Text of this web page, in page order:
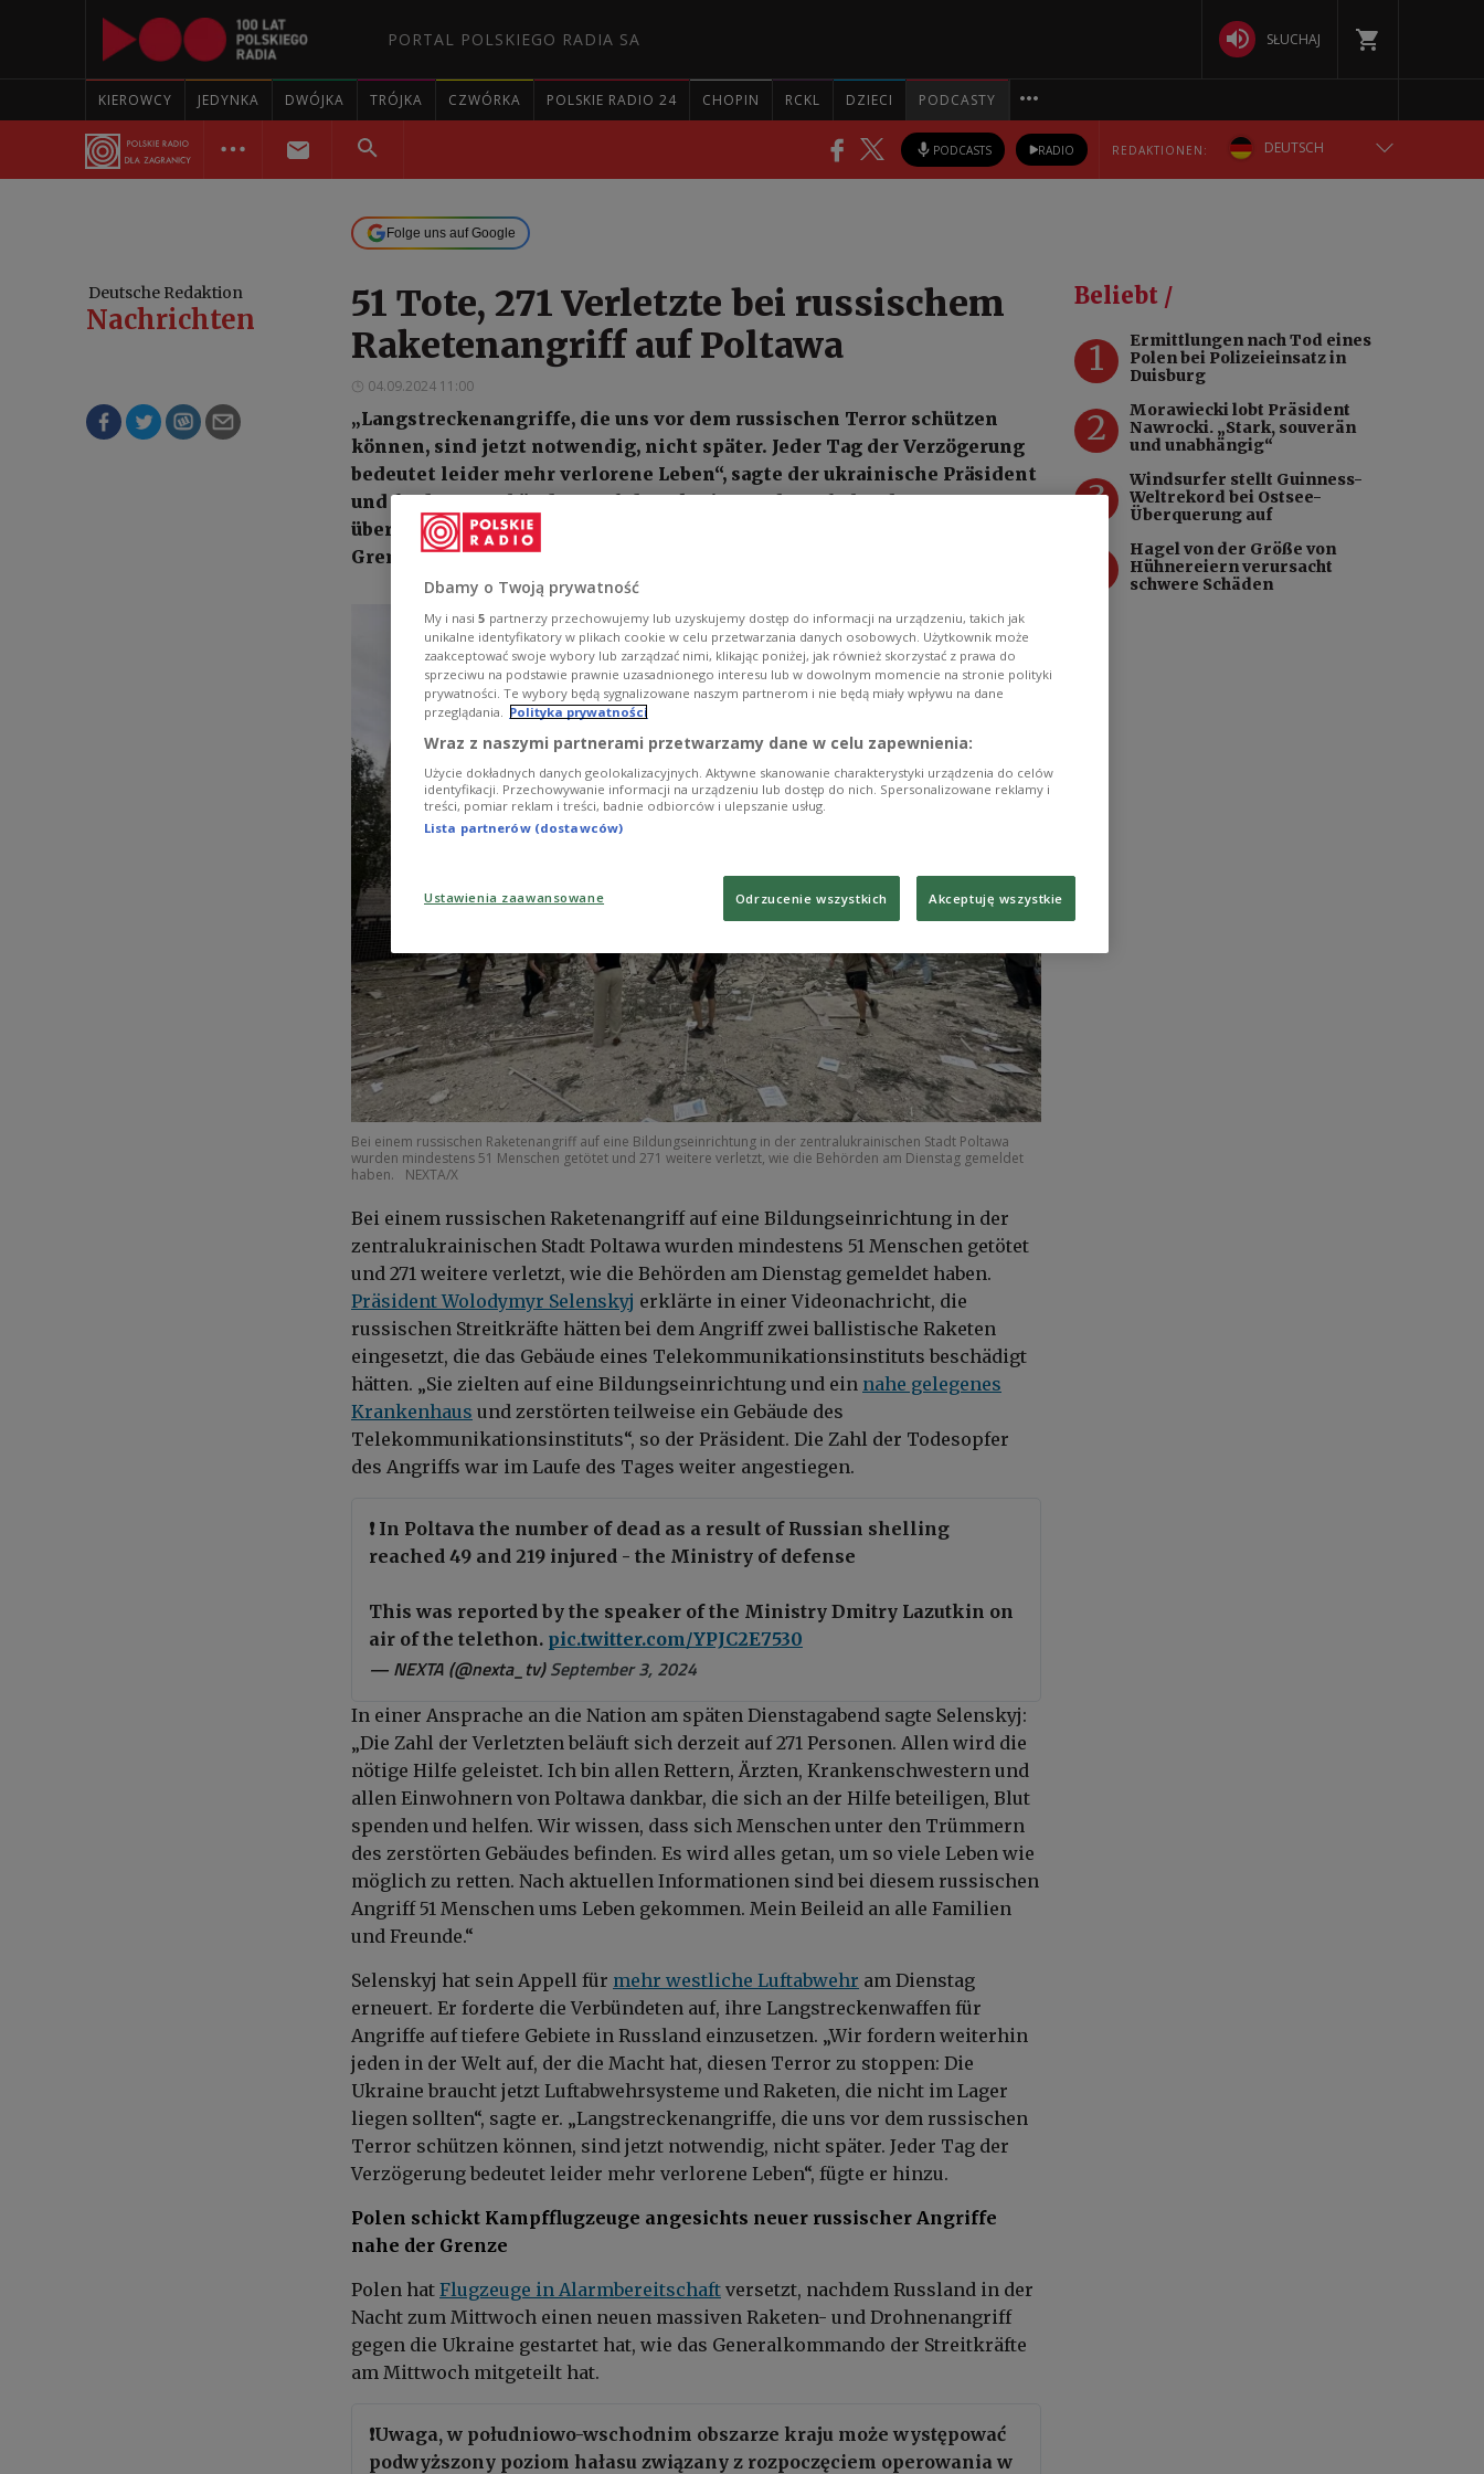
PORTAL POLSKIEGO RADIA SA SŁUCHAJ
KIEROWCY JEDYNKA DWÓJKA TRÓJKA CZWÓRKA POLSKIE RADIO 24 CHOPIN RCKL DZIECI PODCASTY
PODCASTS RADIO REDAKTIONEN: DEUTSCH
УКРАЇНСЬКА
Folge uns auf Google
Deutsche Redaktion
Nachrichten
51 Tote, 271 Verletzte bei russischem
Raketenangriff auf Poltawa
04.09.2024 11:00
„Langstreckenangriffe, die uns vor dem russischen Terror schützen
können, sind jetzt notwendig, nicht später. Jeder Tag der Verzögerung
bedeutet leider mehr verlorene Leben“, sagte der ukrainische Präsident
und forderte Verbündete auf, der Ukraine mehr Luftabwehr zu
übergeben. Am Mittwoch sind Raketen auch nahe der polnischen
Grenze in Lwiw eingeschlagen.
Bei einem russischen Raketenangriff auf eine Bildungseinrichtung in der zentralukrainischen Stadt Poltawa
wurden mindestens 51 Menschen getötet und 271 weitere verletzt, wie die Behörden am Dienstag gemeldet
haben.
NEXTA/X
Bei einem russischen Raketenangriff auf eine Bildungseinrichtung in der
zentralukrainischen Stadt Poltawa wurden mindestens 51 Menschen getötet
und 271 weitere verletzt, wie die Behörden am Dienstag gemeldet haben.
Präsident Wolodymyr Selenskyj erklärte in einer Videonachricht, die
russischen Streitkräfte hätten bei dem Angriff zwei ballistische Raketen
eingesetzt, die das Gebäude eines Telekommunikationsinstituts beschädigt
hätten. „Sie zielten auf eine Bildungseinrichtung und ein nahe gelegenes
Krankenhaus und zerstörten teilweise ein Gebäude des
Telekommunikationsinstituts“, so der Präsident. Die Zahl der Todesopfer
des Angriffs war im Laufe des Tages weiter angestiegen.
❗️ In Poltava the number of dead as a result of Russian shelling
reached 49 and 219 injured - the Ministry of defense
This was reported by the speaker of the Ministry Dmitry Lazutkin on
air of the telethon. pic.twitter.com/YPJC2E7530
— NEXTA (@nexta_tv)September 3, 2024
In einer Ansprache an die Nation am späten Dienstagabend sagte Selenskyj:
„Die Zahl der Verletzten beläuft sich derzeit auf 271 Personen. Allen wird die
nötige Hilfe geleistet. Ich bin allen Rettern, Ärzten, Krankenschwestern und
allen Einwohnern von Poltawa dankbar, die sich an der Hilfe beteiligen, Blut
spenden und helfen. Wir wissen, dass sich Menschen unter den Trümmern
des zerstörten Gebäudes befinden. Es wird alles getan, um so viele Leben wie
möglich zu retten. Nach aktuellen Informationen sind bei diesem russischen
Angriff 51 Menschen ums Leben gekommen. Mein Beileid an alle Familien
und Freunde.“
Selenskyj hat sein Appell für mehr westliche Luftabwehr am Dienstag
erneuert. Er forderte die Verbündeten auf, ihre Langstreckenwaffen für
Angriffe auf tiefere Gebiete in Russland einzusetzen. „Wir fordern weiterhin
jeden in der Welt auf, der die Macht hat, diesen Terror zu stoppen: Die
Ukraine braucht jetzt Luftabwehrsysteme und Raketen, die nicht im Lager
liegen sollten“, sagte er. „Langstreckenangriffe, die uns vor dem russischen
Terror schützen können, sind jetzt notwendig, nicht später. Jeder Tag der
Verzögerung bedeutet leider mehr verlorene Leben“, fügte er hinzu.
Polen schickt Kampfflugzeuge angesichts neuer russischer Angriffe
nahe der Grenze
Polen hat Flugzeuge in Alarmbereitschaft versetzt, nachdem Russland in der
Nacht zum Mittwoch einen neuen massiven Raketen- und Drohnenangriff
gegen die Ukraine gestartet hat, wie das Generalkommando der Streitkräfte
am Mittwoch mitgeteilt hat.
❗️Uwaga, w południowo-wschodnim obszarze kraju może występować
podwyższony poziom hałasu związany z rozpoczęciem operowania w
Beliebt /
1
Ermittlungen nach Tod eines
Polen bei Polizeieinsatz in
Duisburg
2
Morawiecki lobt Präsident
Nawrocki. „Stark, souverän
und unabhängig“
3
Windsurfer stellt Guinness-
Weltrekord bei Ostsee-
Überquerung auf
Hagel von der Größe von
Hühnereiern verursacht
schwere Schäden
Dbamy o Twoją prywatność
My i nasi 5 partnerzy przechowujemy lub uzyskujemy dostęp do informacji na urządzeniu, takich jak
unikalne identyfikatory w plikach cookie w celu przetwarzania danych osobowych. Użytkownik może
zaakceptować swoje wybory lub zarządzać nimi, klikając poniżej, jak również skorzystać z prawa do
sprzeciwu na podstawie prawnie uzasadnionego interesu lub w dowolnym momencie na stronie polityki
prywatności. Te wybory będą sygnalizowane naszym partnerom i nie będą miały wpływu na dane
przeglądania. Polityka prywatności
Wraz z naszymi partnerami przetwarzamy dane w celu zapewnienia:
Użycie dokładnych danych geolokalizacyjnych. Aktywne skanowanie charakterystyki urządzenia do celów
identyfikacji. Przechowywanie informacji na urządzeniu lub dostęp do nich. Spersonalizowane reklamy i
treści, pomiar reklam i treści, badnie odbiorców i ulepszanie usług.
Lista partnerów (dostawców)
Ustawienia zaawansowane Odrzucenie wszystkich Akceptuję wszystkie